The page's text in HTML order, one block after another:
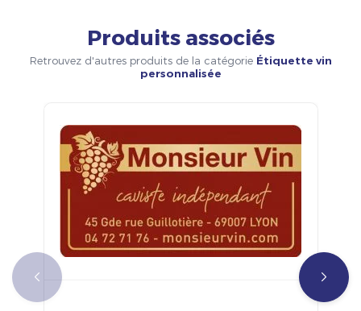
Produits associés
Retrouvez d'autres produits de la catégorie Étiquette vin
personnalisée